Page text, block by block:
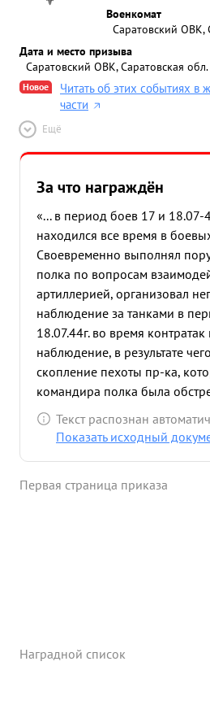
Военкомат
Саратовский ОВК,
Дата и место призыва
Саратовский ОВК, Саратовская обл.
Новое
Читать об этих событиях в
части
Ещё
За что награждён
«... в период боев 17 и 18.07-
находился все время в
Своевременно выполнял
полка по вопросам
артиллерией, организовал
наблюдение за танками в
18.07.44г. во время
наблюдение, в результате
скопление пехоты пр-ка,
командира полка была
понесла большие потери.
за овладение ПЕРЕСТРЕЛОВА
офицера. в результате двух
Текст распознан
Показать исходный
Первая страница приказа
Наградной список